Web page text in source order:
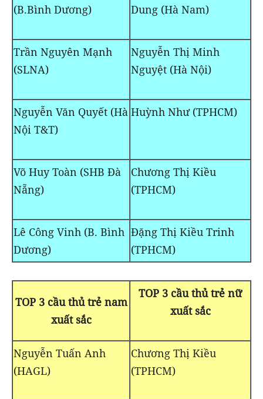
(B.Bình Dương)
Dung (Hà Nam)
Trần Nguyên Mạnh
(SLNA)
Nguyễn Thị Minh
Nguyệt (Hà Nội)
Nguyễn Văn Quyết (Hà
Nội T&T)
Huỳnh Như (TPHCM)
Võ Huy Toàn (SHB Đà
Nẵng)
Chương Thị Kiều
(TPHCM)
Lê Công Vinh (B. Bình
Dương)
Đặng Thị Kiều Trinh
(TPHCM)
TOP 3 cầu thủ trẻ nam
xuất sắc
TOP 3 cầu thủ trẻ nữ
xuất sắc
Nguyễn Tuấn Anh
(HAGL)
Chương Thị Kiều
(TPHCM)